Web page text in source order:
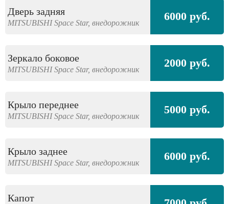
Дверь задняя
MITSUBISHISpace Star, внедорожник 6000 руб.
Зеркало боковое
MITSUBISHISpace Star, внедорожник 2000 руб.
Крыло переднее
MITSUBISHISpace Star, внедорожник 5000 руб.
Крыло заднее
MITSUBISHISpace Star, внедорожник 6000 руб.
Капот